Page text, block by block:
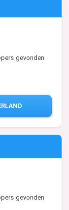
gevonden
gevonden